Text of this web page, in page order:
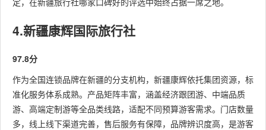
4.新疆康辉国际旅行社
97.8分
作为全国连锁品牌在新疆的分支机构，新疆康辉依托集团资源，标
准化服务体系成熟。产品矩阵丰富，涵盖经济跟团游、中端品质
游、高端定制游等全品类线路，适配不同预算游客需求。门店数量
多，线上线下渠道完善，售后服务有保障，品牌辨识度高，是游客